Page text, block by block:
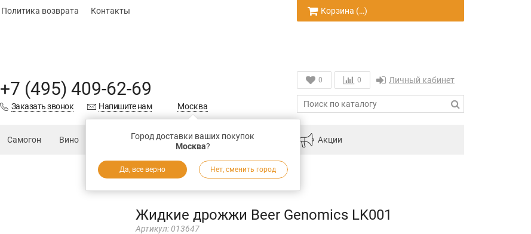
Политика возврата Контакты Корзина (…)
+7 (495) 409-62-69
Заказать звонок Напишите нам Москва
Город доставки ваших покупок
Москва?
Да, все верно Нет, сменить город
0 0 Личный кабинет
Самогон Вино Подарки Запчасти Магазинам Акции
Жидкие дрожжи Beer Genomics LK001
Артикул: 013647